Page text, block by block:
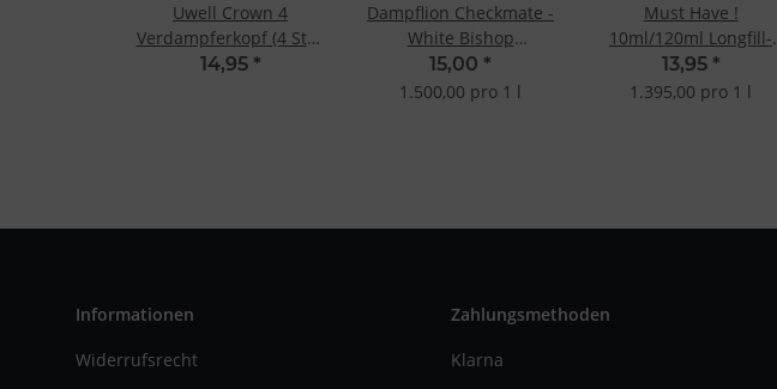
Uwell Crown 4
Verdampferkopf (4 Stk.)
KA1 UN2 Mesh Coil
14,95 *
Dampflion Checkmate -
White Bishop
10ml/120ml Longfill-
Aroma
15,00 *
1.500,00 pro 1 l
Must Have !
10ml/120ml Longfill-
Aroma
13,95 *
1.395,00 pro 1 l
Informationen
Widerrufsrecht
Zahlungsmethoden
Klarna